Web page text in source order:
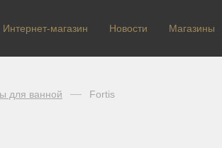
Интернет-магазин Новости Магазины
для ванной Fortis